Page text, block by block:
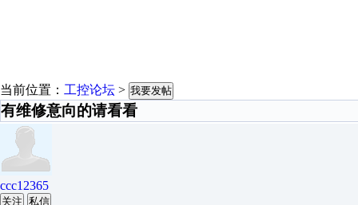
当前位置： 工控论坛 > 我要发帖
有维修意向的请看看
ccc12365
关注 私信